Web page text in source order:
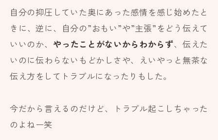
自分の抑圧していた奥にあった感情を感じ始めたと
きに、逆に、自分の”おもい”や”主張”をどう伝えて
いいのか、 やったことがないからわからず、伝えた
いのに伝わらないもどかしさや、えいやっと無茶な
伝え方をしてトラブルになったりもした。
今だから言えるのだけど、トラブル起こしちゃった
のよねー笑